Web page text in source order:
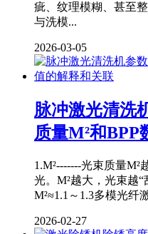
疵、纹理模糊、甚至
与洗模...
2026-03-05
脉冲激光清洗
质量M²和
1.M²-------光束质量
光。M²越大，光束越
M²≈1.1～1.3多模光纤
2026-02-27